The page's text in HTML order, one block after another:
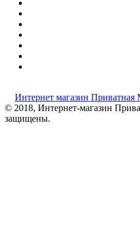
Интернет магазин Приватная
© 2018, Интернет-магазин
защищены.